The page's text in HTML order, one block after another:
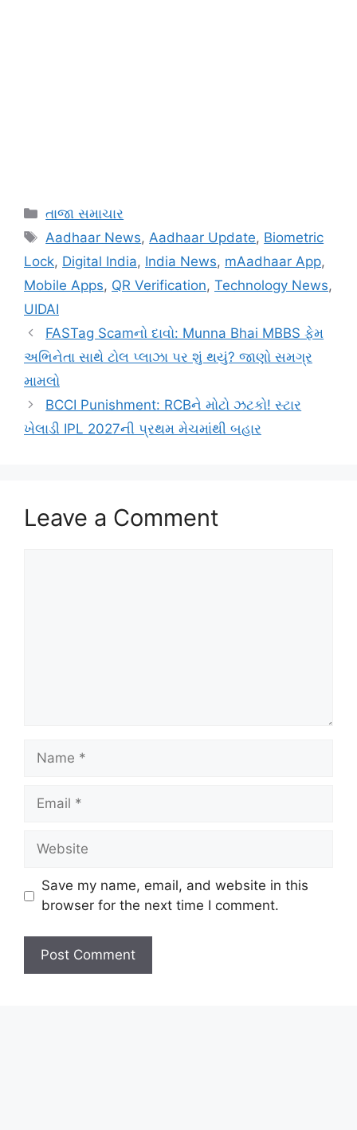
Categories
તાજા સમાચાર
Tags
Aadhaar News,Aadhaar Update, Biometric
Lock, Digital India, India News, mAadhaar App,
Mobile Apps, QR Verification, Technology News,
UIDAI
FASTag Scamનો દાવો: Munna Bhai MBBS ફેમ
અભિનેતા સાથે ટોલ પ્લાઝા પર શું થયું? જાણો સમગ્ર
મામલો
BCCI Punishment: RCBને મોટો ઝટકો! સ્ટાર
ખેલાડી IPL 2027ની પ્રથમ મેચમાંથી બહાર
Leave a Comment
Name
Email
Website
Save my name, email, and website in this
browser for the next time I comment.